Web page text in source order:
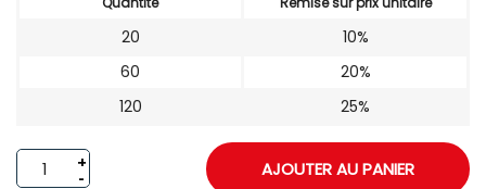
20
10%
60
20%
120
25%
AJOUTER AU PANIER